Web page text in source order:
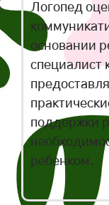
Логопед
основании
специалист
поддержки
ребенком.